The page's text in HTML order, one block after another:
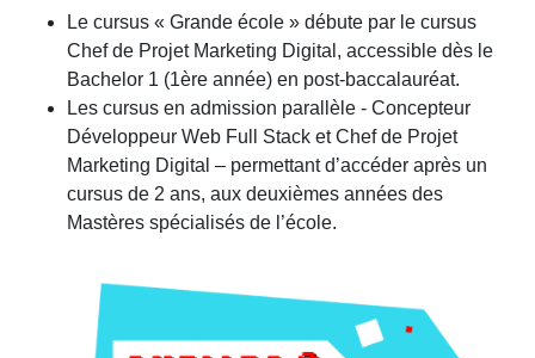
ces nouveaux métiers du digital.
L’impact du digital dans des secteurs « traditionnels »
comme le développement de l’image de marque, le
marketing et la stratégie commercial des entreprises a
également transformé les métiers liés, accroissant les
besoins de formation en digital, d’une veille
technologique et le recrutement d’experts fortement
Les métiers du digital requièrent donc des formations
reconnues et qualifiantes, à la fois au niveau de l’État et
des entreprises, ce qui est l’objectif poursuivi par France
Le cursus « Grande école » débute par le cursus
Chef de Projet Marketing Digital, accessible dès le
Bachelor 1 (1ère année) en post-baccalauréat.
Les cursus en admission parallèle - Concepteur
Développeur Web Full Stack et Chef de Projet
Marketing Digital – permettant d’accéder après un
cursus de 2 ans, aux deuxièmes années des
Mastères spécialisés de l’école.